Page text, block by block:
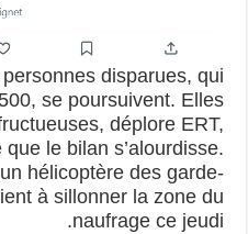
disparues, qui
se poursuivent. Elles
déplore ERT,
que le bilan s’alourdisse.
hélicoptère des garde-
à sillonner la zone du
naufrage ce jeudi.